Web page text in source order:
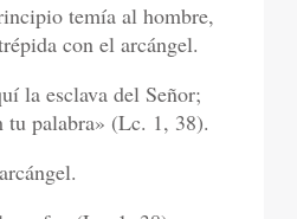
temía al hombre,
con el arcángel.
la esclava del Señor;
tu palabra» (Lc. 1, 38).